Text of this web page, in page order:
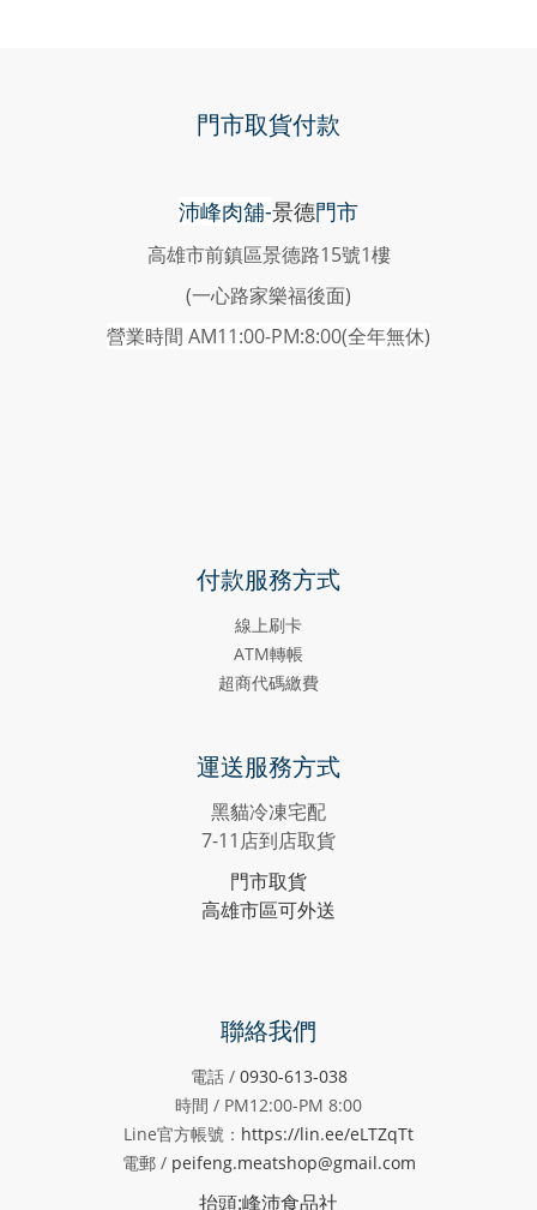
門市取貨付款
沛峰肉舖-景德門市
高雄市前鎮區景德路15號1樓
(一心路家樂福後面)
營業時間 AM11:00-PM:8:00(全年無休)
付款服務方式
線上刷卡
ATM轉帳
超商代碼繳費
運送服務方式
黑貓冷凍宅配
7-11店到店取貨
門市取貨
高雄市區可外送
聯絡我們
電話 / 0930-613-038
時間 / PM12:00-PM 8:00
Line官方帳號： https://lin.ee/eLTZqTt
電郵 / peifeng.meatshop@gmail.com
抬頭:峰沛食品社